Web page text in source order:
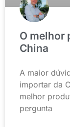
O melhor
China
A maior
importar da
melhor
pergunta